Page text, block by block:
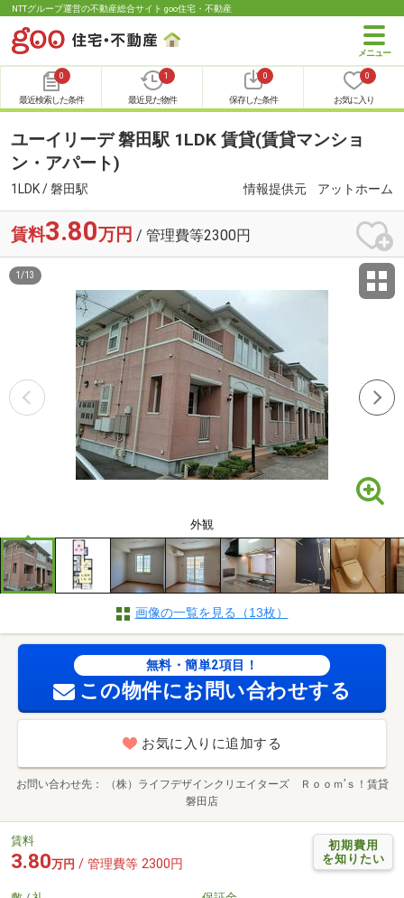
NTTグループ運営の不動産総合サイト goo住宅・不動産
0
最近検索した条件
1
最近見た物件
0
保存した条件
0
お気に入り
ユーイリーデ 磐田駅 1LDK 賃貸(賃貸マンショ
ン・アパート)
1LDK / 磐田駅 情報提供元 アットホーム
賃料3.80万円 / 管理費等2300円
外観
1 /13
画像の一覧を見る（13枚）
無料・簡単2項目！
この物件にお問い合わせする
お気に入りに追加する
お問い合わせ先
（株）ライフデザインクリエイターズ Ｒｏｏｍ’ｓ！賃貸
磐田店
初期費用
を知りたい
賃料
3.80万円 / 管理費等 2300円